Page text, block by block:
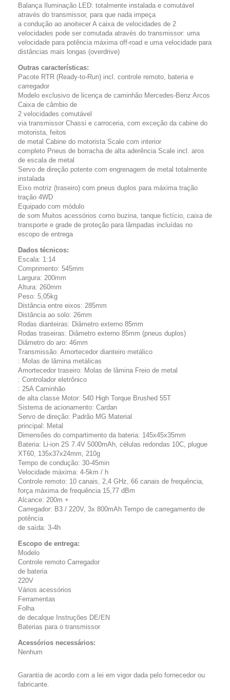
Balança Iluminação LED: totalmente instalada e comutável
através do transmissor, para que nada impeça
a condução ao anoitecer A caixa de velocidades de 2
velocidades pode ser comutada através do transmissor: uma
velocidade para potência máxima off-road e uma velocidade para
distâncias mais longas (overdrive)
Outras características:
Pacote RTR (Ready-to-Run) incl. controle remoto, bateria e
carregador
Modelo exclusivo de licença de caminhão Mercedes-Benz Arcos
Caixa de câmbio de
2 velocidades comutável
via transmissor Chassi e carroceria, com exceção da cabine do
motorista, feitos
de metal Cabine do motorista Scale com interior
completo Pneus de borracha de alta aderência Scale incl. aros
de escala de metal
Servo de direção potente com engrenagem de metal totalmente
instalada
Eixo motriz (traseiro) com pneus duplos para máxima tração
tração 4WD
Equipado com módulo
de som Muitos acessórios como buzina, tanque fictício, caixa de
transporte e grade de proteção para lâmpadas incluídas no
escopo de entrega
Dados técnicos:
Escala: 1:14
Comprimento: 545mm
Largura: 200mm
Altura: 260mm
Peso: 5,05kg
Distância entre eixos: 285mm
Distância ao solo: 26mm
Rodas dianteiras: Diâmetro externo 85mm
Rodas traseiras: Diâmetro externo 85mm (pneus duplos)
Diâmetro do aro: 46mm
Transmissão: Amortecedor dianteiro metálico
: Molas de lâmina metálicas
Amortecedor traseiro: Molas de lâmina Freio de metal
: Controlador eletrônico
: 25A Caminhão
de alta classe Motor: 540 High Torque Brushed 55T
Sistema de acionamento: Cardan
Servo de direção: Padrão MG Material
principal: Metal
Dimensões do compartimento da bateria: 145x45x35mm
Bateria: Li-ion 2S 7.4V 5000mAh, células redondas 10C, plugue
XT60, 135x37x24mm, 210g
Tempo de condução: 30-45min
Velocidade máxima: 4-5km / h
Controle remoto: 10 canais, 2,4 GHz, 66 canais de frequência,
força máxima de frequência 15,77 dBm
Alcance: 200m +
Carregador: B3 / 220V, 3x 800mAh Tempo de carregamento de
potência
de saída: 3-4h
Escopo de entrega:
Modelo
Controle remoto Carregador
de bateria
220V
Vários acessórios
Ferramentas
Folha
de decalque Instruções DE/EN
Baterias para o transmissor
Acessórios necessários:
Nenhum
Garantia de acordo com a lei em vigor dada pelo fornecedor ou
fabricante.